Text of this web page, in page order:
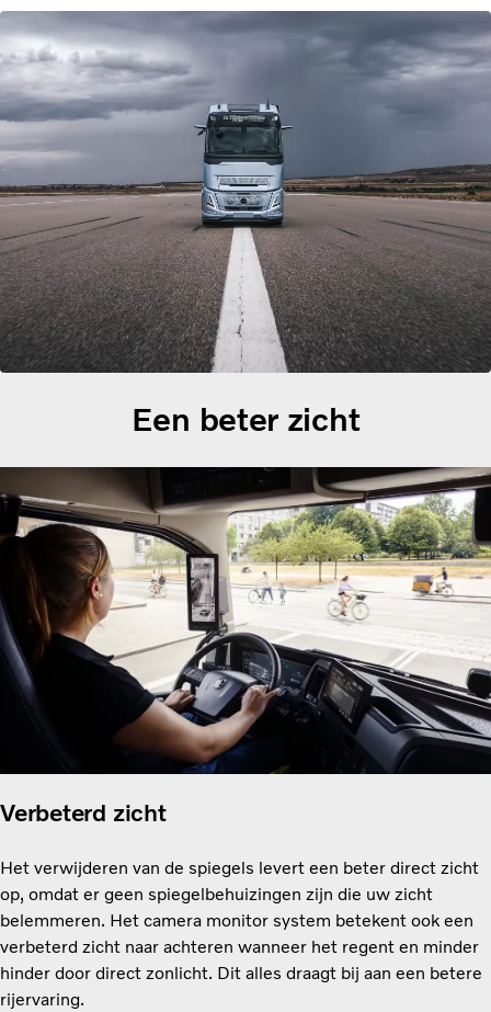
Een beter zicht
Verbeterd zicht
Het verwijderen van de spiegels levert een beter direct zicht
op, omdat er geen spiegelbehuizingen zijn die uw zicht
belemmeren. Het camera monitor system betekent ook een
verbeterd zicht naar achteren wanneer het regent en minder
hinder door direct zonlicht. Dit alles draagt bij aan een betere
rijervaring.